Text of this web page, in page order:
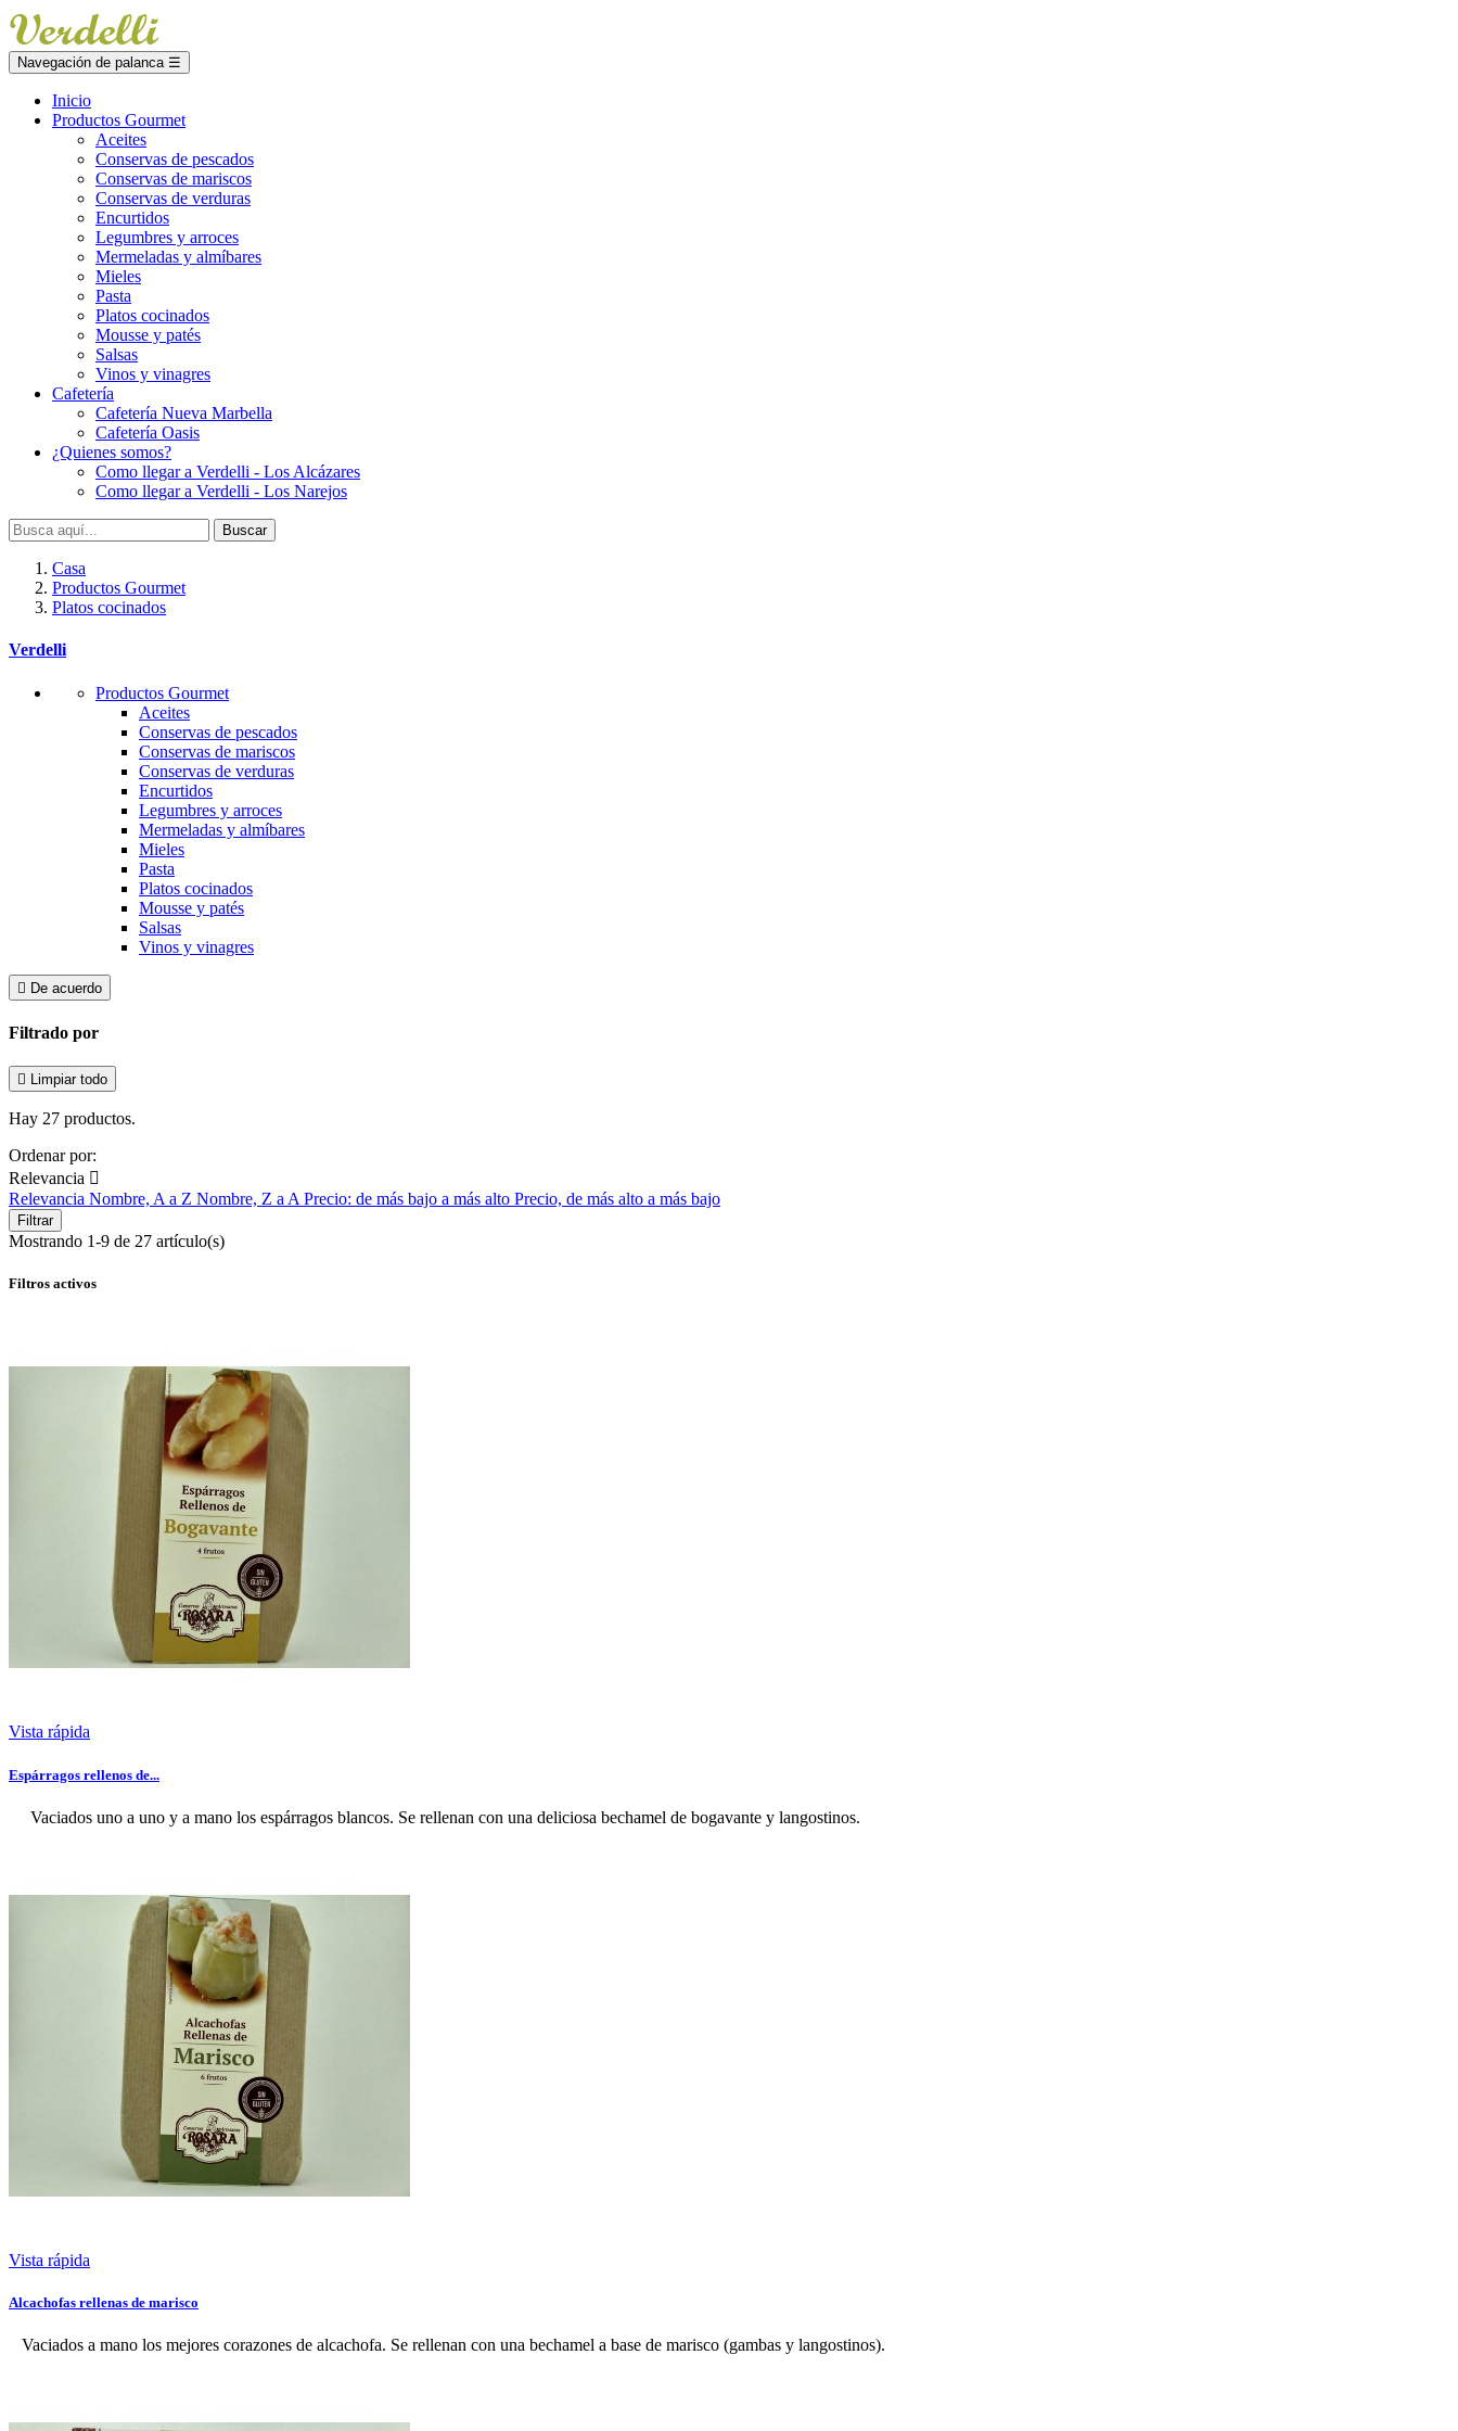
Navegación de palanca ☰
Inicio
Productos Gourmet
Aceites
Conservas de pescados
Conservas de mariscos
Conservas de verduras
Encurtidos
Legumbres y arroces
Mermeladas y almíbares
Mieles
Pasta
Platos cocinados
Mousse y patés
Salsas
Vinos y vinagres
Cafetería
Cafetería Nueva Marbella
Cafetería Oasis
¿Quienes somos?
Como llegar a Verdelli - Los Alcázares
Como llegar a Verdelli - Los Narejos
Buscar
Casa
Productos Gourmet
Platos cocinados
Verdelli
Productos Gourmet
Aceites
Conservas de pescados
Conservas de mariscos
Conservas de verduras
Encurtidos
Legumbres y arroces
Mermeladas y almíbares
Mieles
Pasta
Platos cocinados
Mousse y patés
Salsas
Vinos y vinagres
 De acuerdo
Filtrado por
 Limpiar todo
Hay 27 productos.
Ordenar por:
Relevancia 
Relevancia Nombre, A a Z Nombre, Z a A Precio: de más bajo a más alto Precio, de más alto a más bajo
Filtrar
Mostrando 1-9 de 27 artículo(s)
Filtros activos
Vista rápida
Espárragos rellenos de...
Vaciados uno a uno y a mano los espárragos blancos. Se rellenan con una deliciosa bechamel de bogavante y langostinos.
Vista rápida
Alcachofas rellenas de marisco
Vaciados a mano los mejores corazones de alcachofa. Se rellenan con una bechamel a base de marisco (gambas y langostinos).